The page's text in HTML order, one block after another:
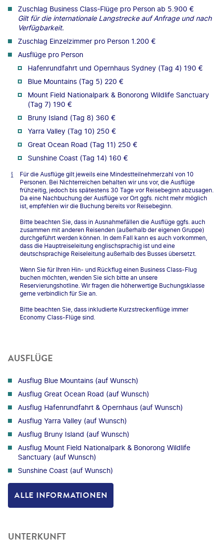
Zuschlag Business Class-Flüge pro Person ab 5.900 €
Gilt für die internationale Langstrecke auf Anfrage und nach
Verfügbarkeit.
Zuschlag Einzelzimmer pro Person 1.200 €
Ausflüge pro Person
Hafenrundfahrt und Opernhaus Sydney (Tag 4) 190 €
Blue Mountains (Tag 5) 220 €
Mount Field Nationalpark & Bonorong Wildlife Sanctuary
(Tag 7) 190 €
Bruny Island (Tag 8) 360 €
Yarra Valley (Tag 10) 250 €
Great Ocean Road (Tag 11) 250 €
Sunshine Coast (Tag 14) 160 €
Für die Ausflüge gilt jeweils eine Mindestteilnehmerzahl von 10
Personen. Bei Nichterreichen behalten wir uns vor, die Ausflüge
frühzeitig, jedoch bis spätestens 30 Tage vor Reisebeginn abzusagen.
Da eine Nachbuchung der Ausflüge vor Ort ggfs. nicht mehr möglich
ist, empfehlen wir die Buchung bereits vor Reisebeginn.
Bitte beachten Sie, dass in Ausnahmefällen die Ausflüge ggfs. auch
zusammen mit anderen Reisenden (außerhalb der eigenen Gruppe)
durchgeführt werden können. In dem Fall kann es auch vorkommen,
dass die Hauptreiseleitung englischsprachig ist und eine
deutschsprachige Reiseleitung außerhalb des Busses übersetzt.
Wenn Sie für Ihren Hin- und Rückflug einen Business Class-Flug
buchen möchten, wenden Sie sich bitte an unsere
Reservierungshotline. Wir fragen die höherwertige Buchungsklasse
gerne verbindlich für Sie an.
Bitte beachten Sie, dass inkludierte Kurzstreckenflüge immer
Economy Class-Flüge sind.
AUSFLÜGE
Ausflug Blue Mountains (auf Wunsch)
Ausflug Great Ocean Road (auf Wunsch)
Ausflug Hafenrundfahrt & Opernhaus (auf Wunsch)
Ausflug Yarra Valley (auf Wunsch)
Ausflug Bruny Island (auf Wunsch)
Ausflug Mount Field Nationalpark & Bonorong Wildlife
Sanctuary (auf Wunsch)
Sunshine Coast (auf Wunsch)
ALLE INFORMATIONEN
UNTERKUNFT